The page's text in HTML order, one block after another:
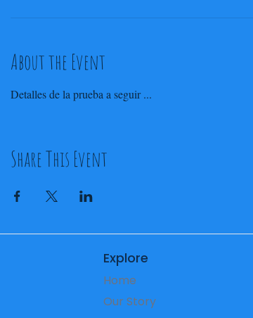
About the Event
Detalles de la prueba a seguir ...
Share This Event
Explore
Home
Our Story